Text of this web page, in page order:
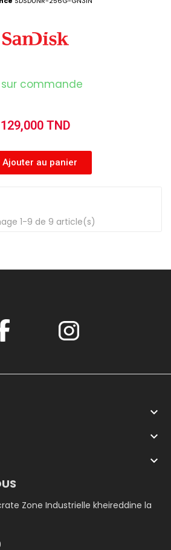
sur commande
129,000 TND
Ajouter au panier
1-9 de 9 article(s)



Zone Industrielle kheireddine la